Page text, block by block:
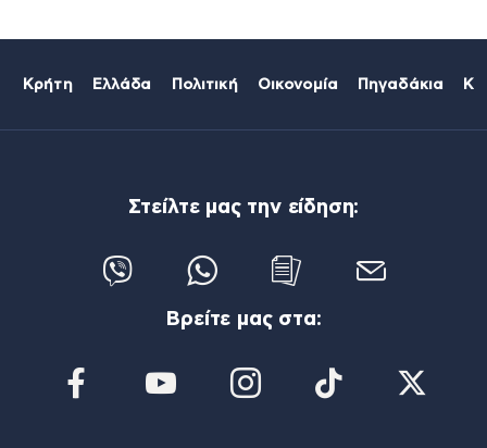
Κρήτη Ελλάδα Πολιτική Οικονομία Πηγαδάκια
Στείλτε μας την είδηση:
Βρείτε μας στα: